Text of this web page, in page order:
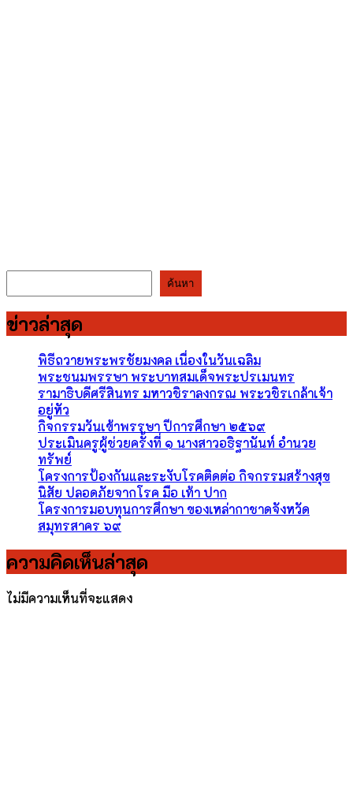
ค้นหา
ข่าวล่าสุด
พิธีถวายพระพรชัยมงคล เนื่องในวันเฉลิม
พระชนมพรรษา พระบาทสมเด็จพระปรเมนทร
รามาธิบดีศรีสินทร มหาวชิราลงกรณ พระวชิรเกล้าเจ้า
อยู่หัว
กิจกรรมวันเข้าพรรษา ปีการศึกษา ๒๕๖๙
ประเมินครูผู้ช่วยครั้งที่ ๑ นางสาวอธิฐานันท์ อำนวย
ทรัพย์
โครงการป้องกันและระงับโรคติดต่อ กิจกรรมสร้างสุข
นิสัย ปลอดภัยจากโรค มือ เท้า ปาก
โครงการมอบทุนการศึกษา ของเหล่ากาชาดจังหวัด
สมุทรสาคร ๖๙
ความคิดเห็นล่าสุด
ไม่มีความเห็นที่จะแสดง